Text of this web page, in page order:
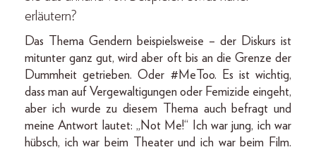
erläutern?
Das Thema Gendern beispielsweise – der Diskurs ist
mitunter ganz gut, wird aber oft bis an die Grenze der
Dummheit getrieben. Oder #MeToo. Es ist wichtig,
dass man auf Vergewaltigungen oder Femizide eingeht,
aber ich wurde zu diesem Thema auch befragt und
meine Antwort lautet: „Not Me!“ Ich war jung, ich war
hübsch, ich war beim Theater und ich war beim Film.